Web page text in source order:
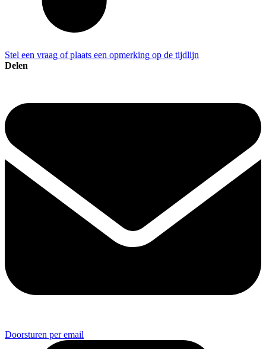
Stel een vraag of plaats een opmerking op de tijdlijn
Delen
Doorsturen per email